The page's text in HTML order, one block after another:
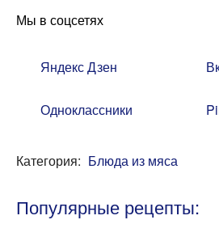
Мы в соцсетях
Яндекс Дзен
Одноклассники
Категория: Блюда из мяса
Популярные рецепты: